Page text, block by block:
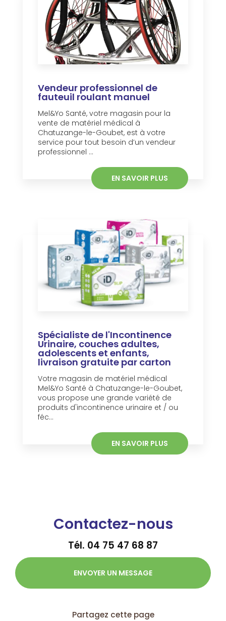
Vendeur professionnel de
fauteuil roulant manuel
Mel&Yo Santé, votre magasin pour la
vente de matériel médical à
Chatuzange-le-Goubet, est à votre
service pour tout besoin d’un vendeur
professionnel ...
EN SAVOIR PLUS
Spécialiste de l'Incontinence
Urinaire, couches adultes,
adolescents et enfants,
livraison gratuite par carton
Votre magasin de matériel médical
Mel&Yo Santé à Chatuzange-le-Goubet,
vous propose une grande variété de
produits d'incontinence urinaire et / ou
féc...
EN SAVOIR PLUS
Contactez-nous
Tél. 04 75 47 68 87
ENVOYER UN MESSAGE
Partagez cette page